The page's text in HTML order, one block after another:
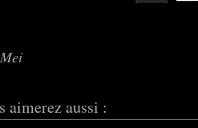
aimerez aussi :